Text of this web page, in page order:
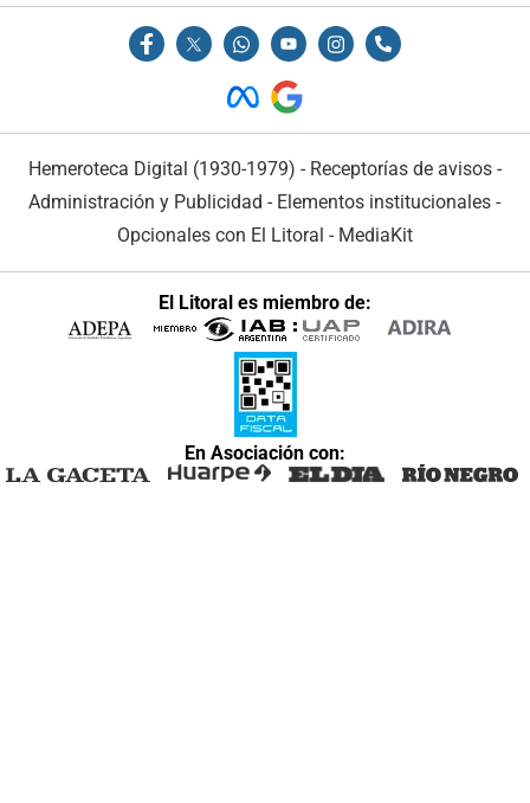
Hemeroteca Digital (1930-1979) - Receptorías de avisos -
Administración y Publicidad - Elementos institucionales -
Opcionales con El Litoral - MediaKit
El Litoral es miembro de:
En Asociación con: